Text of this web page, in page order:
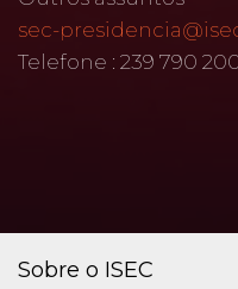
sec-
Telefone : 239 790
Sobre o ISEC